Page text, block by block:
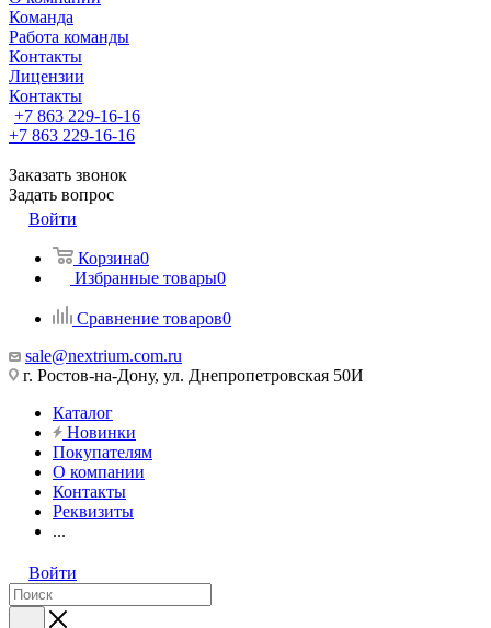
Команда
Работа команды
Контакты
Лицензии
Контакты
+7 863 229-16-16
+7 863 229-16-16
Заказать звонок
Задать вопрос
Войти
Корзина0
Избранные товары0
Сравнение товаров0
sale@nextrium.com.ru
г. Ростов-на-Дону, ул. Днепропетровская 50И
Каталог
Новинки
Покупателям
О компании
Контакты
Реквизиты
...
Войти